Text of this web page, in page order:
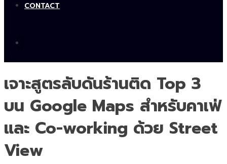
CONTACT
เจาะสูตรลับดันร้านติด Top 3
บน Google Maps สำหรับคาเฟ่
และ Co-working ด้วย Street
View